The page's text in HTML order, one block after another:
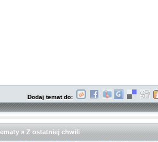
Dodaj temat do:
» Z ostatniej chwili